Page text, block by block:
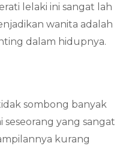
lelaki ini sangat lah
wanita adalah
dalam hidupnya.
sombong banyak
seseorang yang sangat
kurang